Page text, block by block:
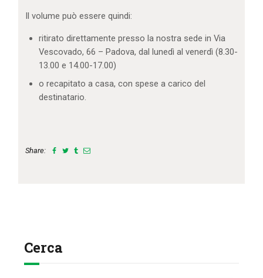
Il volume può essere quindi:
ritirato direttamente presso la nostra sede in Via
Vescovado, 66 – Padova, dal lunedì al venerdì (8.30-
13.00 e 14.00-17.00)
o recapitato a casa, con spese a carico del
destinatario.
Share:
Cerca